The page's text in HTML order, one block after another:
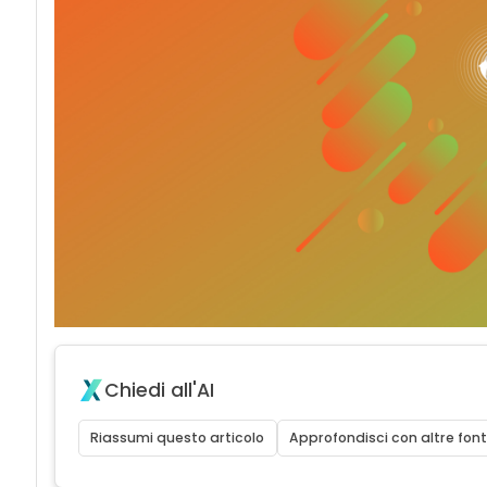
Chiedi all'AI
Riassumi questo articolo Approfondisci con altre